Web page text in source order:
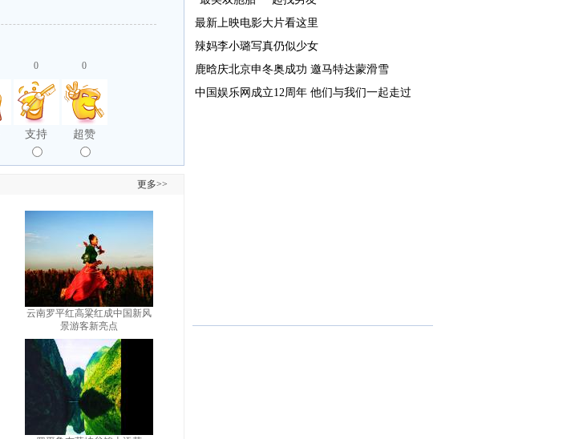
0
支持
0
超赞
更多>>
云南罗平红高粱红成中国新风
景游客新亮点